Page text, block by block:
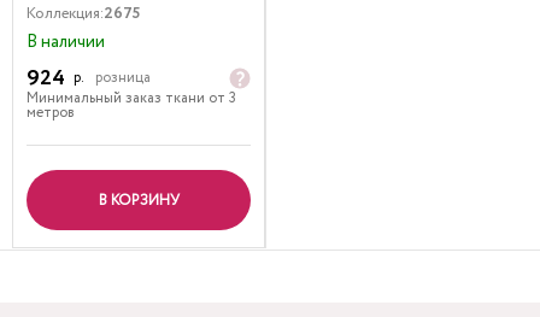
Коллекция:2675
В наличии
924 р.
розница
Минимальный заказ ткани от 3
метров
В КОРЗИНУ